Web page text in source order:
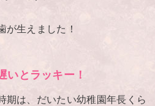
が生えました！
いとラッキー！
期は、だいたい幼稚園年長くら